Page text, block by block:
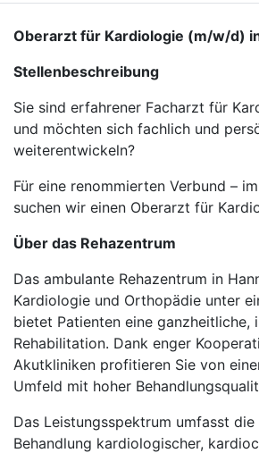
Oberarzt für Kardiologie (m/w/d)
Stellenbeschreibung
Sie sind erfahrener Facharzt für
und möchten sich fachlich und
weiterentwickeln?
Für eine renommierten Verbund –
suchen wir einen Oberarzt für
Über das Rehazentrum
Das ambulante Rehazentrum in
Kardiologie und Orthopädie unter
bietet Patienten eine ganzheitliche,
Rehabilitation. Dank enger
Akutkliniken profitieren Sie von
Umfeld mit hoher
Das Leistungsspektrum umfasst die
Behandlung kardiologischer,